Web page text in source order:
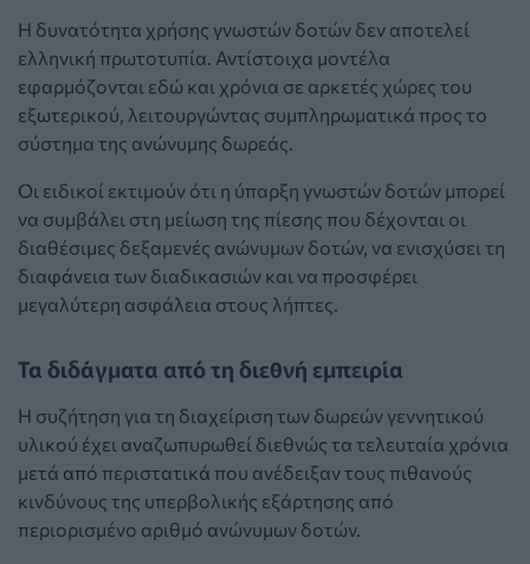
Η δυνατότητα χρήσης γνωστών δοτών δεν αποτελεί
ελληνική πρωτοτυπία. Αντίστοιχα μοντέλα
εφαρμόζονται εδώ και χρόνια σε αρκετές χώρες του
εξωτερικού, λειτουργώντας συμπληρωματικά προς το
σύστημα της ανώνυμης δωρεάς.
Οι ειδικοί εκτιμούν ότι η ύπαρξη γνωστών δοτών μπορεί
να συμβάλει στη μείωση της πίεσης που δέχονται οι
διαθέσιμες δεξαμενές ανώνυμων δοτών, να ενισχύσει τη
διαφάνεια των διαδικασιών και να προσφέρει
μεγαλύτερη ασφάλεια στους λήπτες.
Τα διδάγματα από τη διεθνή εμπειρία
Η συζήτηση για τη διαχείριση των δωρεών γεννητικού
υλικού έχει αναζωπυρωθεί διεθνώς τα τελευταία χρόνια
μετά από περιστατικά που ανέδειξαν τους πιθανούς
κινδύνους της υπερβολικής εξάρτησης από
περιορισμένο αριθμό ανώνυμων δοτών.